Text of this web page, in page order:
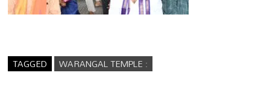
TAGGED WARANGAL TEMPLE :